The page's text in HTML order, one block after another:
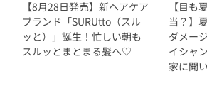
【8月28日発売】新ヘアケア
ブランド「SURUtto（スル
ッと）」誕生！忙しい朝も
スルッとまとまる髪へ♡
【目も
当？】
ダメー
イシャ
家に聞